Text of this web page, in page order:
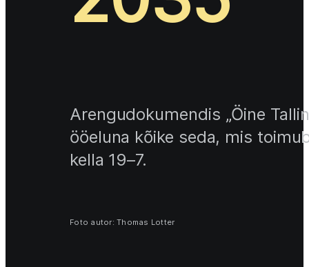
Arengudokumendis „Öine
ööeluna kõike seda, mis
kella 19–7.
Foto autor: Thomas Lotter